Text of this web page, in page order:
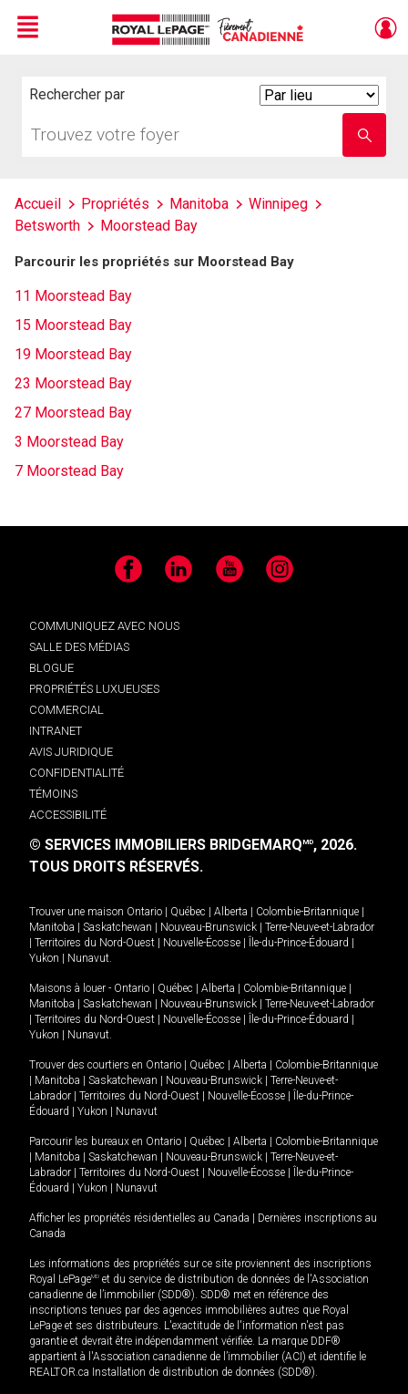
Menu
Rechercher par
votre
nom
Accueil Propriétés Manitoba
Winnipeg
Betsworth
Moorstead Bay
Parcourir les propriétés sur Moorstead Bay
11 Moorstead Bay
15 Moorstead Bay
19 Moorstead Bay
23 Moorstead Bay
27 Moorstead Bay
3 Moorstead Bay
7 Moorstead Bay
Facebook LinkedIn YouTube Instagram
COMMUNIQUEZ AVEC NOUS
SALLE DES MÉDIAS
BLOGUE
PROPRIÉTÉS LUXUEUSES
COMMERCIAL
INTRANET
AVIS JURIDIQUE
CONFIDENTIALITÉ
TÉMOINS
ACCESSIBILITÉ
© SERVICES IMMOBILIERS BRIDGEMARQMD, 2026.
TOUS DROITS RÉSERVÉS.
Trouver une maison Ontario Québec Alberta Colombie-Britannique
Manitoba
Saskatchewan Nouveau-Brunswick
Terre-Neuve-et-Labrador
Territoires du Nord-Ouest Nouvelle-Écosse Île-du-Prince-Édouard
Yukon
Nunavut.
Maisons à louer - Ontario Québec Alberta Colombie-Britannique
Manitoba
Saskatchewan Nouveau-Brunswick
Terre-Neuve-et-Labrador
Territoires du Nord-Ouest Nouvelle-Écosse Île-du-Prince-Édouard
Yukon
Nunavut.
Trouver des courtiers en Ontario Québec Alberta
Colombie-Britannique
Manitoba Saskatchewan Nouveau-Brunswick
Terre-Neuve-et-
Labrador
Territoires du Nord-Ouest Nouvelle-Écosse
Île-du-Prince-
Édouard
Yukon Nunavut
Parcourir les bureaux en Ontario Québec Alberta
Colombie-Britannique
Manitoba Saskatchewan Nouveau-Brunswick
Terre-Neuve-et-
Labrador
Territoires du Nord-Ouest Nouvelle-Écosse
Île-du-Prince-
Édouard
Yukon Nunavut
Afficher les propriétés résidentielles au Canada
Dernières inscriptions au
Canada
Les informations des propriétés sur ce site proviennent des inscriptions
Royal LePageMD et du service de distribution de données de l'Association
canadienne de l’immobilier (SDD®). SDD® met en référence des
inscriptions tenues par des agences immobilières autres que Royal
LePage et ses distributeurs. L'exactitude de l'information n'est pas
garantie et devrait être indépendamment vérifiée. La marque DDF®
appartient à l'Association canadienne de l’immobilier (ACI) et identifie le
REALTOR.ca Installation de distribution de données (SDD®).